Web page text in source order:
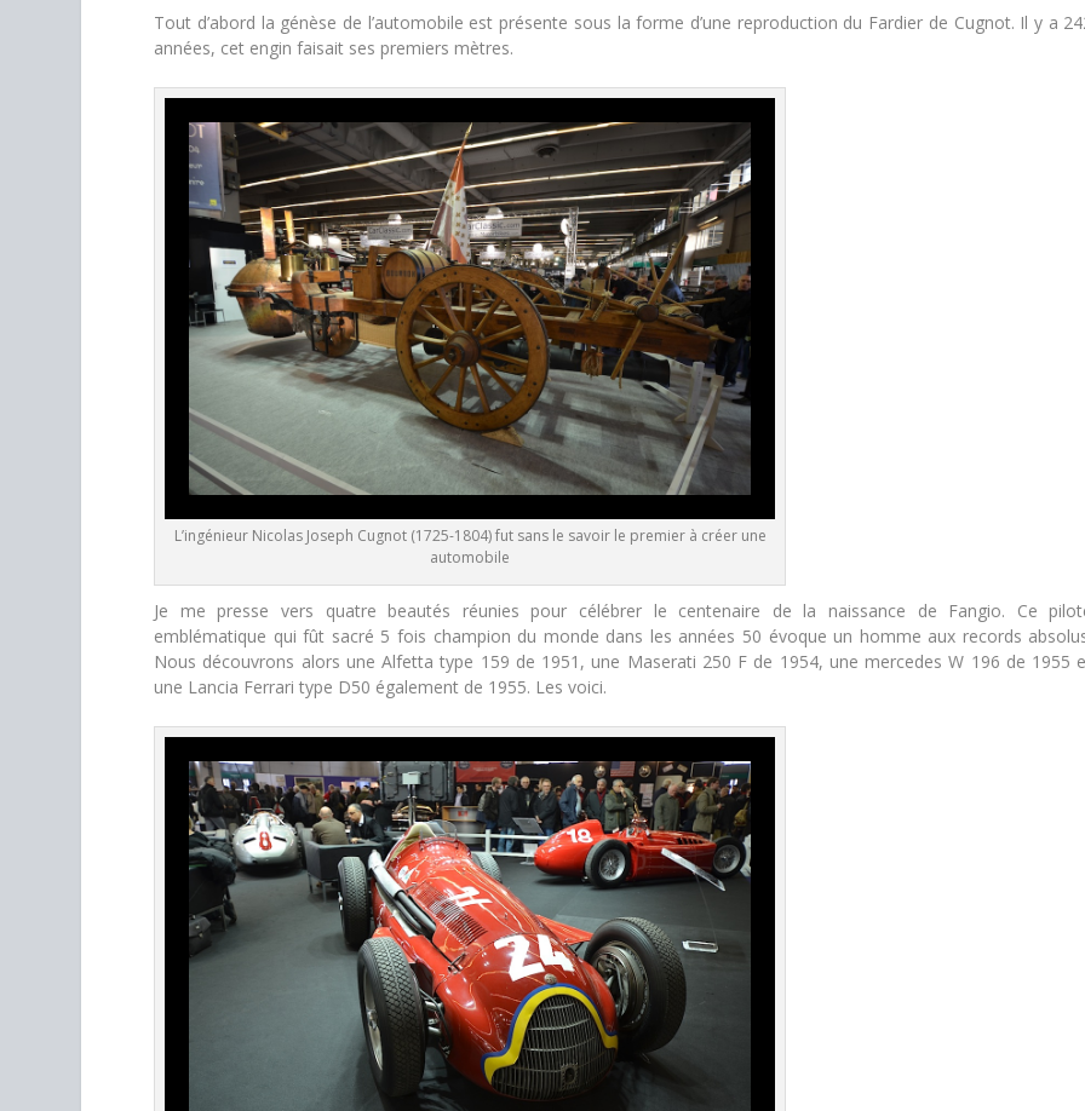
Tout d’abord la génèse de l’automobile est présente sous la forme d’une reproduction du Fardier de Cugnot. Il y a
années, cet engin faisait ses premiers mètres.
L’ingénieur Nicolas Joseph Cugnot (1725-1804) fut sans le savoir le premier à créer une
automobile
Je me presse vers quatre beautés réunies pour célébrer le centenaire de la naissance de Fangio. Ce
emblématique qui fût sacré 5 fois champion du monde dans les années 50 évoque un homme aux records
Nous découvrons alors une Alfetta type 159 de 1951, une Maserati 250 F de 1954, une mercedes W 196 de 1955
une Lancia Ferrari type D50 également de 1955. Les voici.